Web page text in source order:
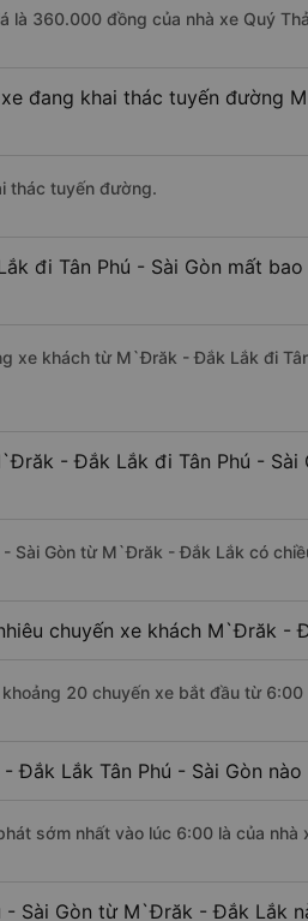
là 360.000 đồng của nhà xe Quý
đang khai thác tuyến đường
thác tuyến đường.
đi Tân Phú - Sài Gòn mất
xe khách từ M`Đrăk - Đắk Lắk đi
- Đắk Lắk đi Tân Phú - Sài
Sài Gòn từ M`Đrăk - Đắk Lắk có
chuyến xe khách M`Đrăk -
20 chuyến xe bắt đầu từ
Đắk Lắk Tân Phú - Sài Gòn nào
sớm nhất vào lúc 6:00 là của nhà
- Sài Gòn từ M`Đrăk - Đắk Lắk